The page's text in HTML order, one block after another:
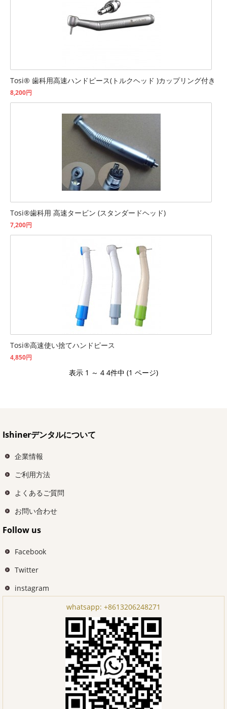
Tosi® 歯科用高速ハンドピース(トルクヘッド )カップリング付き
8,200円
Tosi®歯科用 高速タービン (スタンダードヘッド)
7,200円
Tosi®高速使い捨てハンドピース
4,850円
表示 1 ～ 4 4件中 (1 ページ)
Ishinerデンタルについて
企業情報
ご利用方法
よくあるご質問
お問い合わせ
Follow us
Facebook
Twitter
instagram
whatsapp: +8613206248271